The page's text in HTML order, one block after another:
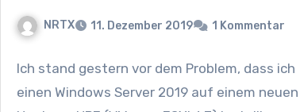
NRTX 11. Dezember 2019 1 Kommentar
Ich stand gestern vor dem Problem, dass ich
einen Windows Server 2019 auf einem neuen